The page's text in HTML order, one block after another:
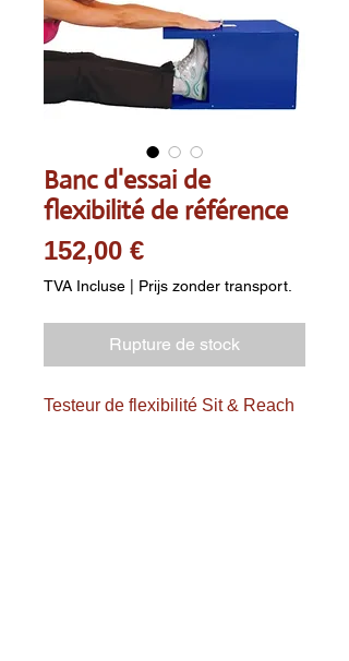
Banc d'essai de
flexibilité de référence
152,00 €Prix
TVA Incluse | Prijs zonder transport.
Rupture de stock
Testeur de flexibilité Sit & Reach